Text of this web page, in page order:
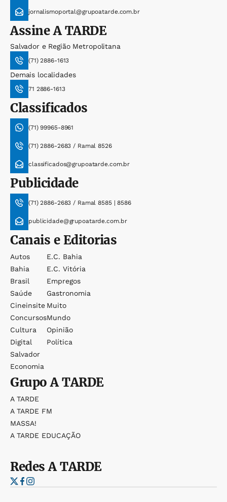
jornalismoportal@grupoatarde.com.br
AssineA TARDE
Salvador e Região Metropolitana
(71) 2886-1613
Demais localidades
71 2886-1613
Classificados
(71) 99965-8961
(71) 2886-2683 / Ramal 8526
classificados@grupoatarde.com.br
Publicidade
(71) 2886-2683 / Ramal 8585 | 8586
publicidade@grupoatarde.com.br
Canais e Editorias
Autos
Bahia
Brasil
Saúde
Cineinsite
Concursos
Cultura
Digital
Salvador
Economia
E.c. Bahia
E.c. Vitória
Empregos
Gastronomia
Muito
Mundo
Opinião
Política
GrupoA TARDE
A TARDE
A TARDE FM
MASSA!
A TARDE EDUCAÇÃO
RedesA TARDE